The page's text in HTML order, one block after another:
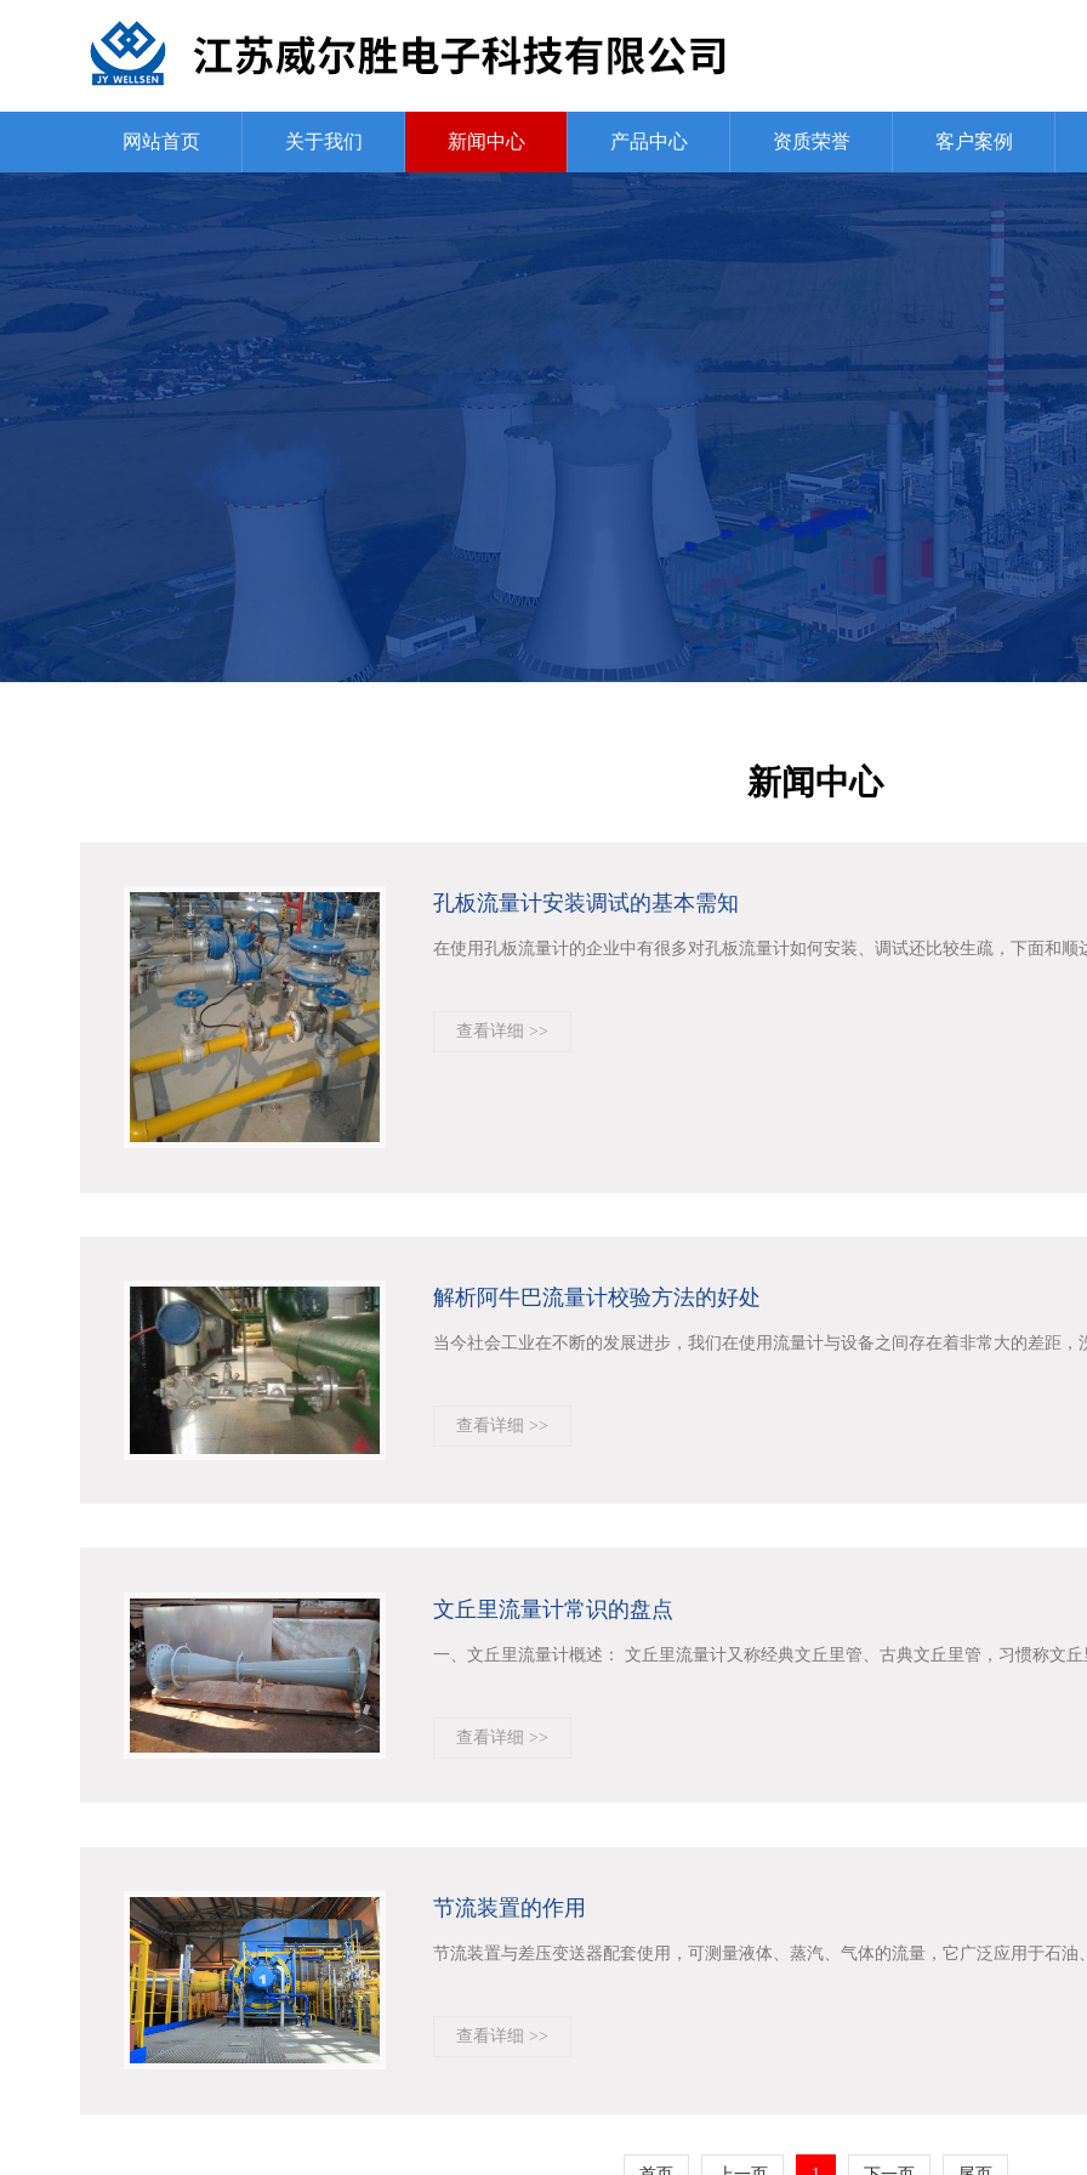
网站首页 关于我们 新闻中心 产品中心 资质荣誉 客户案例
新闻中心
孔板流量计安装调试的基本需知
在使用孔板流量计的企业中有很多对孔板流量计如何安装、调试还比较生疏，下面和顺
查看详细 >>
解析阿牛巴流量计校验方法的好处
当今社会工业在不断的发展进步，我们在使用流量计与设备之间存在着非常大的差距，
查看详细 >>
文丘里流量计常识的盘点
一、文丘里流量计概述： 文丘里流量计又称经典文丘里管、古典文丘里管，习惯称文丘
查看详细 >>
节流装置的作用
节流装置与差压变送器配套使用，可测量液体、蒸汽、气体的流量，它广泛应用于石油
查看详细 >>